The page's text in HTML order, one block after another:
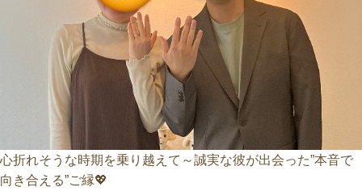
心折れそうな時期を乗り越えて～誠実な彼が出会った”本音で
向き合える”ご縁💖